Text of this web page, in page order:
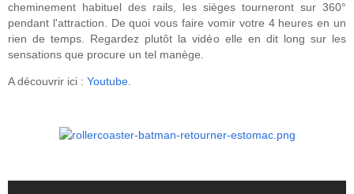
cheminement habituel des rails, les sièges tourneront sur 360°
pendant l'attraction. De quoi vous faire vomir votre 4 heures en un
rien de temps. Regardez plutôt la vidéo elle en dit long sur les
sensations que procure un tel manège.
A découvrir ici : Youtube.